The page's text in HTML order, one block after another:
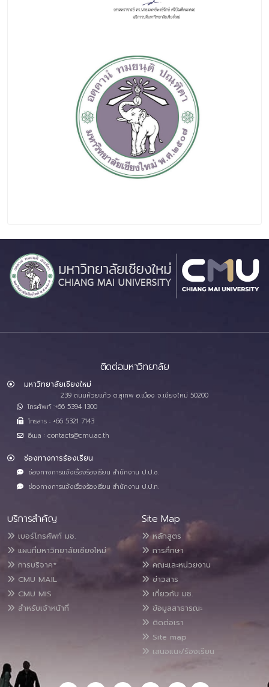
ติดต่อมหาวิทยาลัย
มหาวิทยาลัยเชียงใหม่
239 ถนนห้วยแก้ว ต.สุเทพ อ.เมือง จ.เชียงใหม่ 50200
โทรศัพท์ :+66 5394 1300
โทรสาร : +66 5321 7143
อีเมล : contacts@cmu.ac.th
ช่องทางการร้องเรียน
ช่องทางการแจ้งเรื่องร้องเรียน สำนักงาน ป.ป.ช.
ช่องทางการแจ้งเรื่องร้องเรียน สำนักงาน ป.ป.ท.
บริการสำคัญ
เบอร์โทรศัพท์ มช.
แผนที่มหาวิทยาลัยเชียงใหม่
การบริจาค*
CMU MAIL
CMU MIS
สำหรับเจ้าหน้าที่
Site Map
หลักสูตร
การศึกษา
คณะและหน่วยงาน
ข่าวสาร
เกี่ยวกับ มช.
ข้อมูลสาธารณะ
ติดต่อเรา
Site map
เสนอแนะ/ร้องเรียน